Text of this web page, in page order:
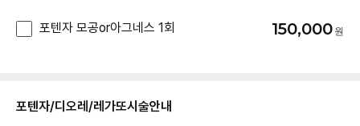
포텐자/디오레/레가또시술안내
포텐자 모공or아그네스 1회 150,000